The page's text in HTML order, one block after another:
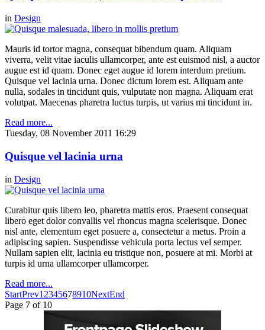
in Design
Mauris id tortor magna, consequat bibendum quam. Aliquam
viverra, velit vitae iaculis ullamcorper, ante est euismod nisl, a auctor
augue est id quam. Donec eget augue id lorem interdum pretium.
Quisque vel lacinia urna. Donec dictum lorem est. Aliquam ante
nulla, sodales in tincidunt quis, vulputate non magna. Aliquam erat
volutpat. Maecenas pharetra luctus turpis, ut varius mi tincidunt in.
Read more...
Tuesday, 08 November 2011 16:29
Quisque vel lacinia urna
in Design
Curabitur quis libero leo, pharetra mattis eros. Praesent consequat
libero eget dolor convallis vel rhoncus magna scelerisque. Donec
nisl ante, elementum eget posuere a, consectetur a metus. Proin a
adipiscing sapien. Suspendisse vehicula porta lectus vel semper.
Nullam sapien elit, lacinia eu tristique non, posuere at mi. Morbi at
turpis id urna ullamcorper ullamcorper.
Read more...
StartPrev1 2345678910NextEnd
Page 7 of 10